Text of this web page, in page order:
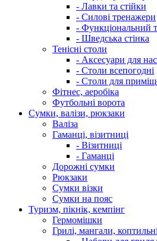
- Лавки та стійки
- Силові тренажери
- Функціональний
- Шведська стінка
Тенісні столи
- Аксесуари для
- Столи всепогодні
- Столи для
Фітнес, аеробіка
Футбольні ворота
Сумки, валізи, рюкзаки
Валіза
Гаманці, візитниці
- Візитниці
- Гаманці
Дорожні сумки
Рюкзаки
Сумки візки
Сумки на пояс
Туризм, пікнік, кемпінг
Гермомішки
Грилі, мангали,